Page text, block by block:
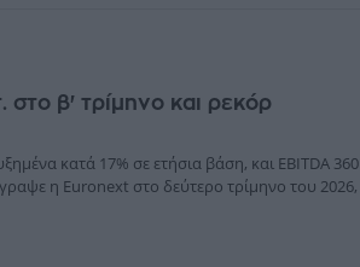
β' τρίμηνο και ρεκόρ
κατά 17% σε ετήσια βάση, και EBITDA 360
η Euronext στο δεύτερο τρίμηνο του 2026,